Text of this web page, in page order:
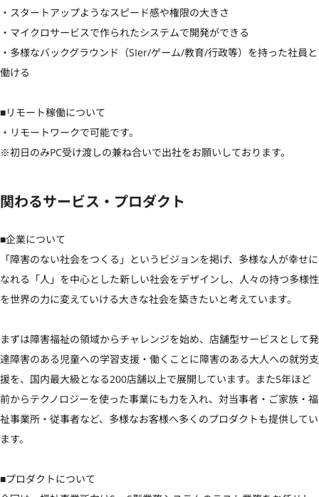
・スタートアップようなスピード感や権限の大きさ
・マイクロサービスで作られたシステムで開発ができる
・多様なバックグラウンド（SIer/ゲーム/教育/行政等）を持った社員と
働ける
■リモート稼働について
・リモートワークで可能です。
※初日のみPC受け渡しの兼ね合いで出社をお願いしております。
関わるサービス・プロダクト
■企業について
「障害のない社会をつくる」というビジョンを掲げ、多様な人が幸せに
なれる「人」を中心とした新しい社会をデザインし、人々の持つ多様性
を世界の力に変えていける大きな社会を築きたいと考えています。
まずは障害福祉の領域からチャレンジを始め、店舗型サービスとして発
達障害のある児童への学習支援・働くことに障害のある大人への就労支
援を、国内最大級となる200店舗以上で展開しています。また5年ほど
前からテクノロジーを使った事業にも力を入れ、対当事者・ご家族・福
祉事業所・従事者など、多様なお客様へ多くのプロダクトも提供してい
ます。
■プロダクトについて